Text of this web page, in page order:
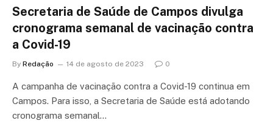
Secretaria de Saúde de Campos divulga
cronograma semanal de vacinação contra
a Covid-19
By Redação 14 de agosto de 2023 0
A campanha de vacinação contra a Covid-19 continua em
Campos. Para isso, a Secretaria de Saúde está adotando
cronograma semanal…